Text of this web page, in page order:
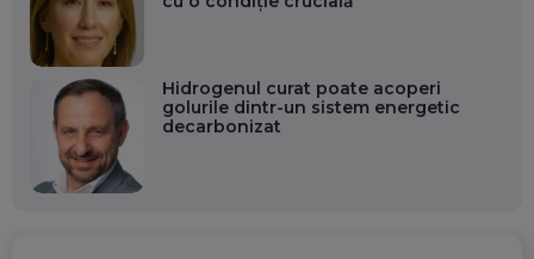
Hidrogenul curat poate acoperi
golurile dintr-un sistem energetic
decarbonizat